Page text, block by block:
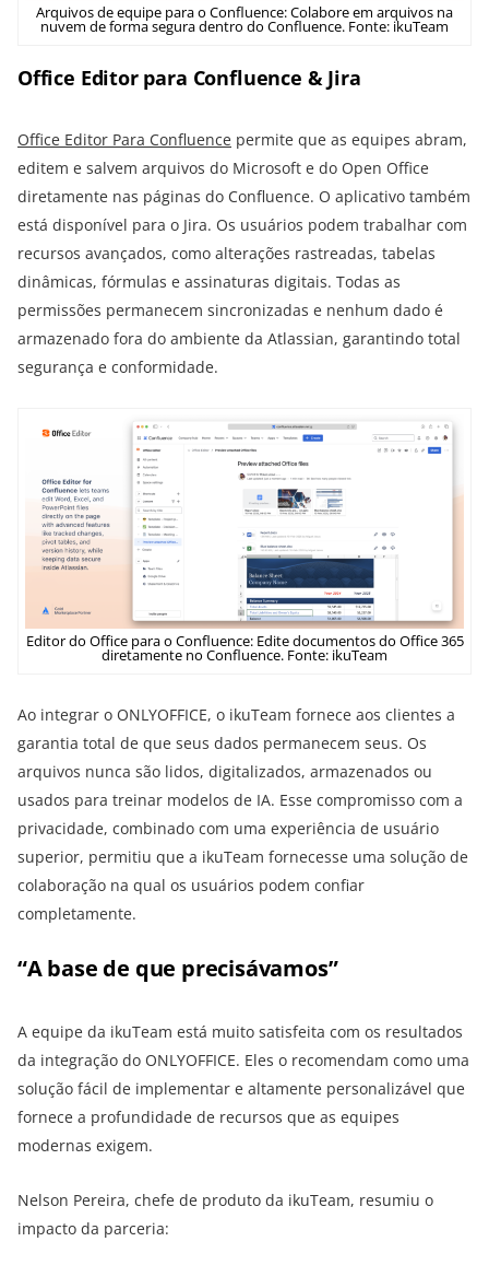
Arquivos de equipe para o Confluence: Colabore em arquivos na
nuvem de forma segura dentro do Confluence. Fonte: ikuTeam
Office Editor para Confluence & Jira
Office Editor Para Confluence permite que as equipes abram,
editem e salvem arquivos do Microsoft e do Open Office
diretamente nas páginas do Confluence. O aplicativo também
está disponível para o Jira. Os usuários podem trabalhar com
recursos avançados, como alterações rastreadas, tabelas
dinâmicas, fórmulas e assinaturas digitais. Todas as
permissões permanecem sincronizadas e nenhum dado é
armazenado fora do ambiente da Atlassian, garantindo total
segurança e conformidade.
Editor do Office para o Confluence: Edite documentos do Office 365
diretamente no Confluence. Fonte: ikuTeam
Ao integrar o ONLYOFFICE, o ikuTeam fornece aos clientes a
garantia total de que seus dados permanecem seus. Os
arquivos nunca são lidos, digitalizados, armazenados ou
usados para treinar modelos de IA. Esse compromisso com a
privacidade, combinado com uma experiência de usuário
superior, permitiu que a ikuTeam fornecesse uma solução de
colaboração na qual os usuários podem confiar
completamente.
“A base de que precisávamos”
A equipe da ikuTeam está muito satisfeita com os resultados
da integração do ONLYOFFICE. Eles o recomendam como uma
solução fácil de implementar e altamente personalizável que
fornece a profundidade de recursos que as equipes
modernas exigem.
Nelson Pereira, chefe de produto da ikuTeam, resumiu o
impacto da parceria: